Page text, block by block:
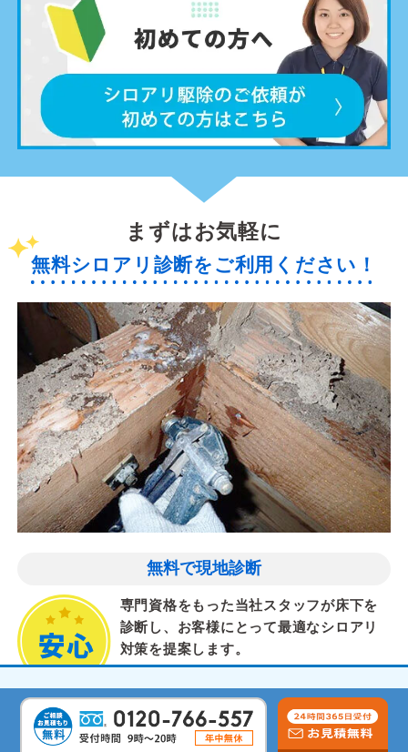
まずはお気軽に
無料シロアリ診断をご利用ください！
無料で現地診断
専門資格をもった当社スタッフが床下を
診断し、お客様にとって最適なシロアリ
対策を提案します。
気配りと丁寧な作業